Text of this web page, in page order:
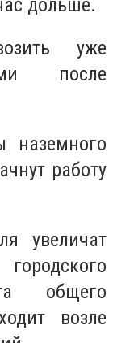
дольше.
уже
после
наземного
работу
увеличат
общего
возле